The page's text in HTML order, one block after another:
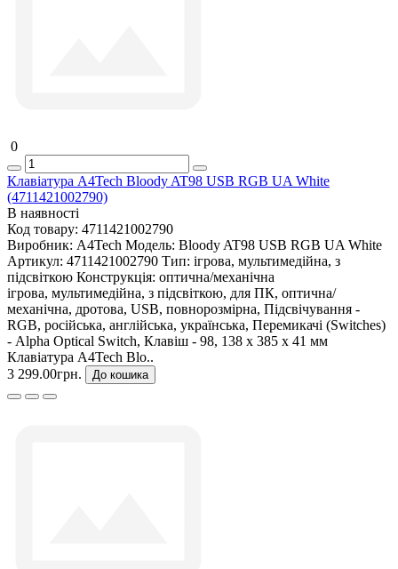
0
Клавіатура A4Tech Bloody AT98 USB RGB UA White
(4711421002790)
В наявності
Код товару: 4711421002790
Виробник: A4Tech Модель: Bloody AT98 USB RGB UA White
Артикул: 4711421002790 Тип: ігрова, мультимедійна, з
підсвіткою Конструкція: оптична/механічна
ігрова, мультимедійна, з підсвіткою, для ПК, оптична/
механічна, дротова, USB, повнорозмірна, Підсвічування -
RGB, російська, англійська, українська, Перемикачі (Switches)
- Alpha Optical Switch, Клавіш - 98, 138 х 385 х 41 мм
Клавіатура A4Tech Blo..
3 299.00грн.
До кошика